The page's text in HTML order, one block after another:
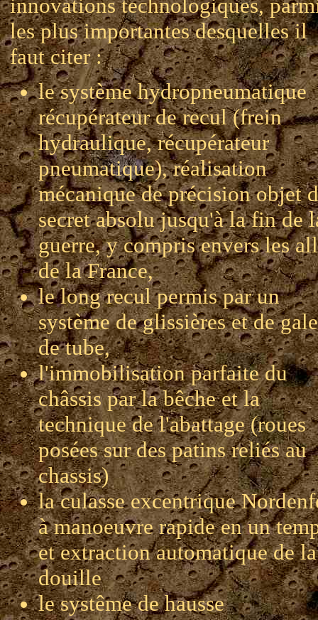
innovations technologiques,
les plus importantes desquelles il
faut citer :
le système hydropneumatique
récupérateur de recul (frein
hydraulique, récupérateur
pneumatique), réalisation
mécanique de précision objet
secret absolu jusqu'à la fin de
guerre, y compris envers les
de la France,
le long recul permis par un
système de glissières et de
de tube,
l'immobilisation parfaite du
châssis par la bêche et la
technique de l'abattage (roues
posées sur des patins reliés au
chassis)
la culasse excentrique
à manoeuvre rapide en un
et extraction automatique de la
douille
le systême de hausse